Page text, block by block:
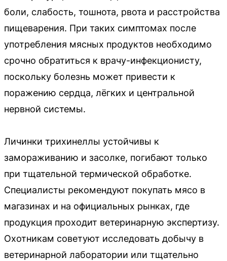
боли, слабость, тошнота, рвота и расстройства
пищеварения. При таких симптомах после
употребления мясных продуктов необходимо
срочно обратиться к врачу-инфекционисту,
поскольку болезнь может привести к
поражению сердца, лёгких и центральной
нервной системы.
Личинки трихинеллы устойчивы к
замораживанию и засолке, погибают только
при тщательной термической обработке.
Специалисты рекомендуют покупать мясо в
магазинах и на официальных рынках, где
продукция проходит ветеринарную экспертизу.
Охотникам советуют исследовать добычу в
ветеринарной лаборатории или тщательно